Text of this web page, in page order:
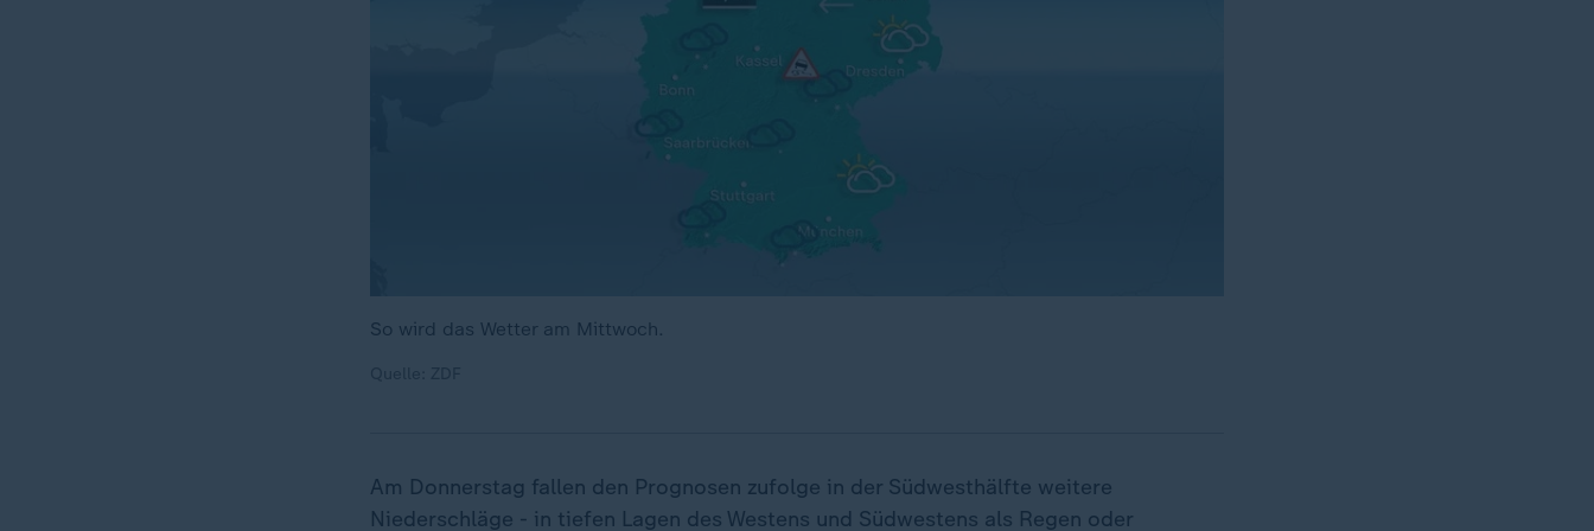
So wird das Wetter am Mittwoch.
Am Donnerstag fallen den Prognosen zufolge in der Südwesthälfte weitere
Niederschläge - in tiefen Lagen des Westens und Südwestens als Regen oder